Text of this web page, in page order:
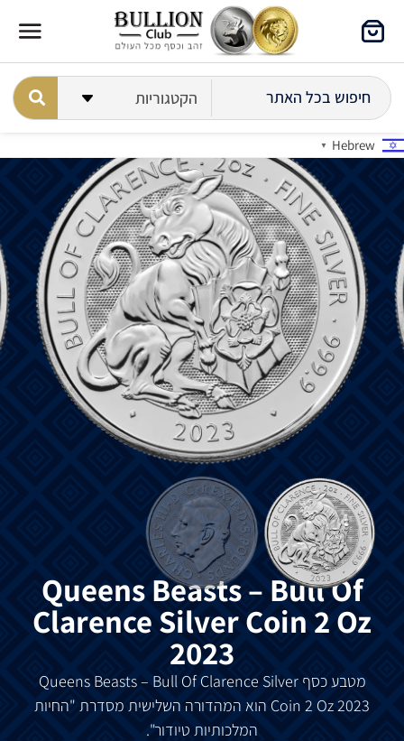
Hebrew
▼
Queens Beasts – Bull Of
Clarence Silver Coin 2 Oz
2023
מטבעכסף Queens Beasts – Bull Of Clarence Silver
Coin 2 Oz 2023 הוא המהדורה השלישית מסדרת "החיות
המלכותיות טיודור".